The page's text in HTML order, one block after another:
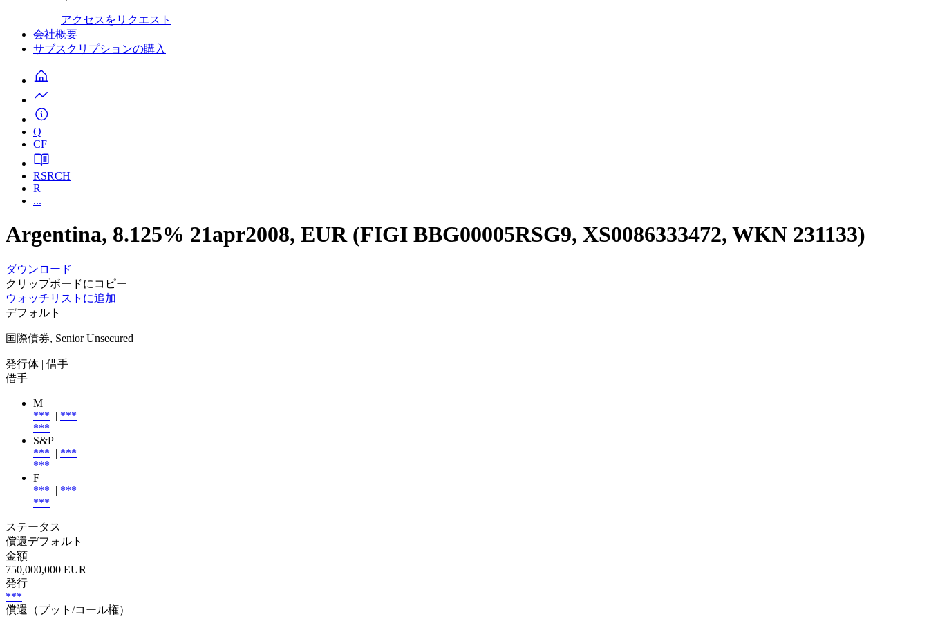
アクセスをリクエスト
会社概要
サブスクリプションの購入
Q
CF
RSRCH
R
...
Argentina, 8.125% 21apr2008, EUR (FIGI BBG00005RSG9, XS0086333472, WKN 231133)
ダウンロード
クリップボードにコピー
ウォッチリストに追加
デフォルト
国際債券, Senior Unsecured
発行体 | 借手
借手
M
*** | ***
***
S&P
*** | ***
***
F
*** | ***
***
ステータス
償還デフォルト
金額
750,000,000 EUR
発行
***
償還（プット/コール権）